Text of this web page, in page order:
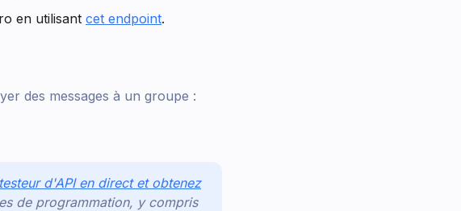
en utilisant cet endpoint.
des messages à un groupe :
d'API en direct et obtenez
de programmation, y compris